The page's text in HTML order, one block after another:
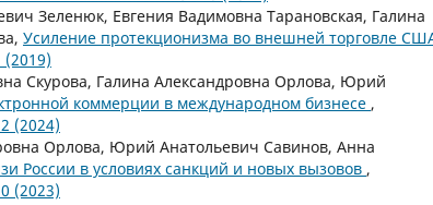
Зеленюк, Евгения Вадимовна Тарановская, Галина
Усиление протекционизма во внешней торговле
Скурова, Галина Александровна Орлова, Юрий
коммерции в международном бизнесе ,
(2024)
Орлова, Юрий Анатольевич Савинов, Анна
России в условиях санкций и новых вызовов ,
(2023)